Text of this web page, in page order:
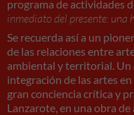
programa de actividades
inmediato del presente:
Se recuerda así a un
de las relaciones entre
ambiental y territorial. Un
integración de las artes
gran conciencia crítica y
Lanzarote, en una obra de